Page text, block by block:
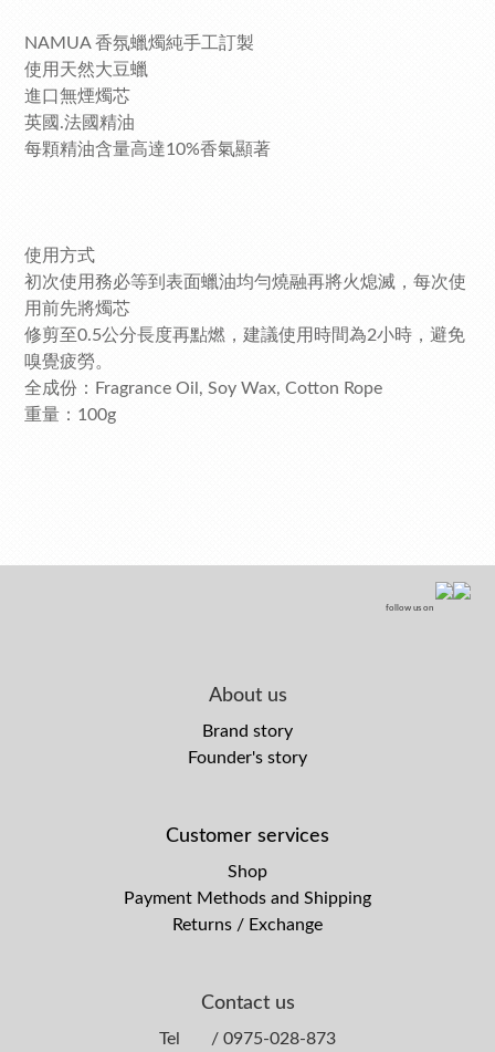
NAMUA 香氛蠟燭純手工訂製
使用天然大豆蠟
進口無煙燭芯
英國.法國精油
每顆精油含量高達10%香氣顯著
使用方式
初次使用務必等到表面蠟油均勻燒融再將火熄滅，每次使
用前先將燭芯
修剪至0.5公分長度再點燃，建議使用時間為2小時，避免
嗅覺疲勞。
全成份：Fragrance Oil, Soy Wax, Cotton Rope
重量：100g
follow us on
About us
Brand story
Founder's story
Customer services
Shop
Payment Methods and Shipping
Returns / Exchange
Contact us
Tel / 0975-028-873